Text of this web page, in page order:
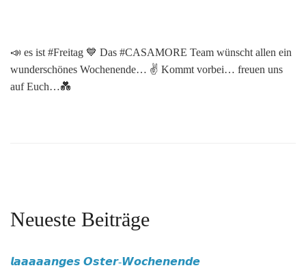
📣 es ist #Freitag 💙 Das #CASAMORE Team wünscht allen ein
wunderschönes Wochenende… ✌ Kommt vorbei… freuen uns
auf Euch…💑
Neueste Beiträge
𝙡𝙖𝙖𝙖𝙖𝙖𝙣𝙜𝙚𝙨 𝙊𝙨𝙩𝙚𝙧-𝙒𝙤𝙘𝙝𝙚𝙣𝙚𝙣𝙙𝙚